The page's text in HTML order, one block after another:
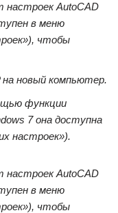
настроек AutoCAD
в меню
чтобы
новый компьютер.
функции
7 она доступна
настроек»).
настроек AutoCAD
в меню
чтобы